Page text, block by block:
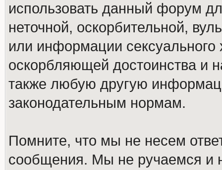
использовать данный форум
неточной, оскорбительной,
или информации
оскорбляющей достоинства и
также любую другую
законодательным нормам.
Помните, что мы не несем
сообщения. Мы не ручаемся и